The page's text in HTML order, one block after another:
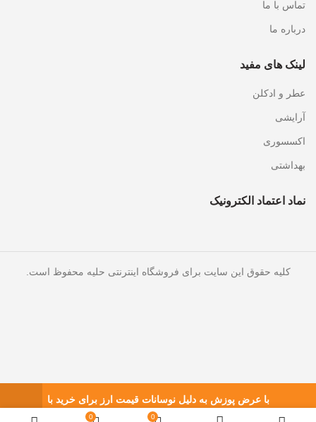
تماس با ما
درباره ما
لینک های مفید
عطر و ادکلن
آرایشی
اکسسوری
بهداشتی
نماد اعتماد الکترونیک
کلیه حقوق این سایت برای فروشگاه اینترنتی حلیه محفوظ است.
با عرض پوزش به دلیل نوسانات قیمت ارز برای خرید با
شماره های 55161202 - 09357474743 تماس حاصل
0
0